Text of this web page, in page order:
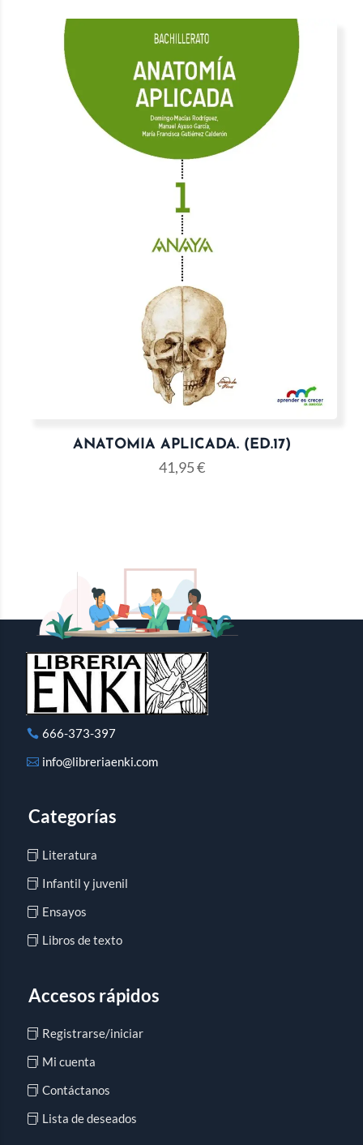
ANATOMIA APLICADA. (ED.17)
41,95€
666-373-397
info@libreriaenki.com
Categorías
Literatura
Infantil y juvenil
Ensayos
Libros de texto
Accesos rápidos
Registrarse/iniciar
Mi cuenta
Contáctanos
Lista de deseados